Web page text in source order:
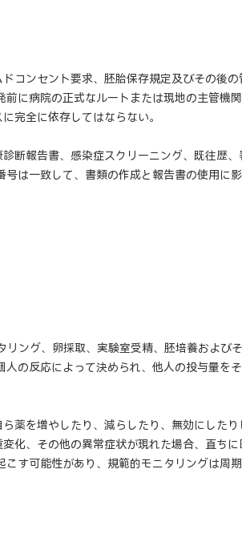
コンセント要求、胚胎保存規定及びその後
に病院の正式なルートまたは現地の主管機
完全に依存してはならない。
断報告書、感染症スクリーニング、既往歴
は一致して、書類の作成と報告書の使用に
ング、卵採取、実験室受精、胚培養および
の反応によって決められ、他人の投与量を
薬を増やしたり、減らしたり、無効にした
化、その他の異常症状が現れた場合、直ち
す可能性があり、規範的モニタリングは周